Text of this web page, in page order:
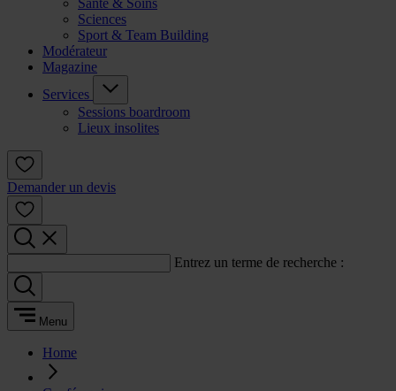
Santé & Soins
Sciences
Sport & Team Building
Modérateur
Magazine
Services
Sessions boardroom
Lieux insolites
Demander un devis
Entrez un terme de recherche :
Menu
Home